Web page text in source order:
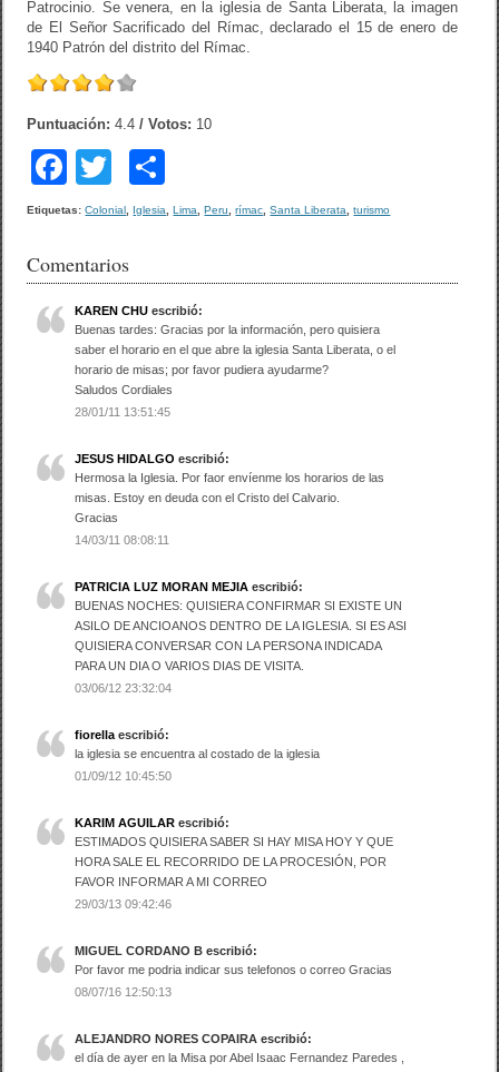
Patrocinio. Se venera, en la iglesia de Santa Liberata, la imagen
de El Señor Sacrificado del Rímac, declarado el 15 de enero de
1940 Patrón del distrito del Rímac.
Puntuación:4.4 / Votos: 10
F
a
e
b
o
o
k
T
wi
er
o
p
ar
tir
Etiquetas:Colonial Iglesia ,Lima ,Peru ,rímac ,Santa Liberata ,turismo
Comentarios
KAREN CHU escribió:
Buenas tardes: Gracias por la información, pero quisiera
saber el horario en el que abre la iglesia Santa Liberata, o el
horario de misas; por favor pudiera ayudarme?
Saludos Cordiales
28/01/11 13:51:45
JESUS HIDALGO escribió:
Hermosa la Iglesia. Por faor envíenme los horarios de las
misas. Estoy en deuda con el Cristo del Calvario.
Gracias
14/03/11 08:08:11
PATRICIA LUZ MORAN MEJIA escribió:
BUENAS NOCHES: QUISIERA CONFIRMAR SI EXISTE UN
ASILO DE ANCIOANOS DENTRO DE LA IGLESIA. SI ES ASI
QUISIERA CONVERSAR CON LA PERSONA INDICADA
PARA UN DIA O VARIOS DIAS DE VISITA.
03/06/12 23:32:04
fiorella escribió:
la iglesia se encuentra al costado de la iglesia
01/09/12 10:45:50
KARIM AGUILAR escribió:
ESTIMADOS QUISIERA SABER SI HAY MISA HOY Y QUE
HORA SALE EL RECORRIDO DE LA PROCESIÓN, POR
FAVOR INFORMAR A MI CORREO
29/03/13 09:42:46
MIGUEL CORDANO B escribió:
Por favor me podria indicar sus telefonos o correo Gracias
08/07/16 12:50:13
ALEJANDRO NORES COPAIRA escribió:
el día de ayer en la Misa por Abel Isaac Fernandez Paredes ,